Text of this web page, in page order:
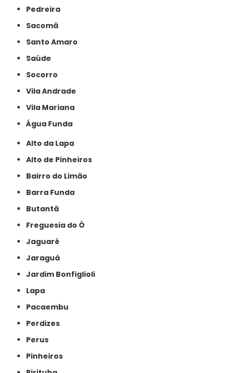
Pedreira
Sacomã
Santo Amaro
Saúde
Socorro
Vila Andrade
Vila Mariana
Água Funda
Alto da Lapa
Alto de Pinheiros
Bairro do Limão
Barra Funda
Butantã
Freguesia do Ó
Jaguaré
Jaraguá
Jardim Bonfiglioli
Lapa
Pacaembu
Perdizes
Perus
Pinheiros